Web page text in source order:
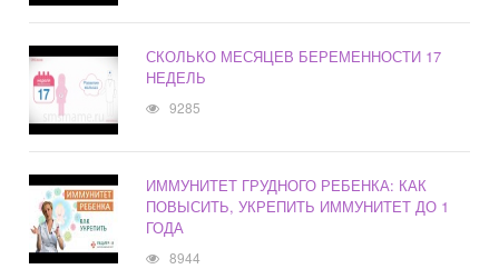
СКОЛЬКО МЕСЯЦЕВ БЕРЕМЕННОСТИ 17
НЕДЕЛЬ
9285
ИММУНИТЕТ ГРУДНОГО РЕБЕНКА: КАК
ПОВЫСИТЬ, УКРЕПИТЬ ИММУНИТЕТ ДО 1
ГОДА
8944